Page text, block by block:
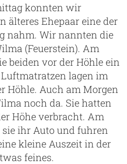
konnten wir
älteres Ehepaar eine der
nahm. Wir nannten die
(Feuerstein). Am
beiden vor der Höhle ein
lagen im
Höhle. Auch am Morgen
noch da. Sie hatten
Höhe verbracht. Am
ihr Auto und fuhren
kleine Auszeit in der
feines.